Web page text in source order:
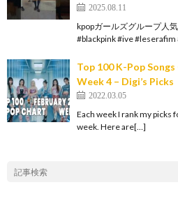
2025.08.11
kpopガールズグループ人
#blackpink #ive
Top 100 K-Pop
Week 4 – Digi’s Picks
2022.03.05
Each week I rank my picks
week. Here are[…]